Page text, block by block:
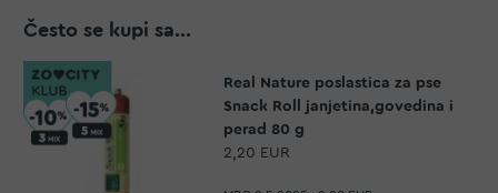
Često se kupi sa...
Real Nature poslastica za pse
Snack Roll janjetina,govedina i
perad 80 g
2,20 EUR